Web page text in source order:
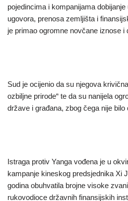
pojedincima i kompanijama
ugovora, prenosa zemljišta i
je primao ogromne novčane iznose i
Sud je ocijenio da su njegova
ozbiljne prirode“ te da su nanijela
države i građana, zbog čega nije
Istraga protiv Yanga vođena je u
kampanje kineskog predsjednika Xi
godina obuhvatila brojne visoke
rukovodioce državnih finansijskih